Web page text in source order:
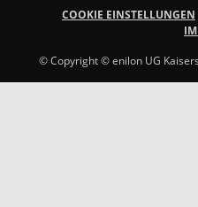
COOKIE EINSTELLUNGEN
© Copyright © enilon UG